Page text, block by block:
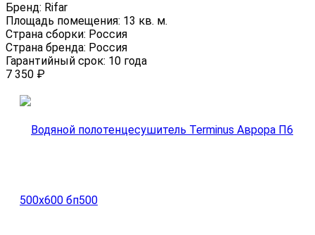
Бренд: Rifar
Площадь помещения: 13 кв. м.
Страна сборки: Россия
Страна бренда: Россия
Гарантийный срок: 10 года
7 350 ₽